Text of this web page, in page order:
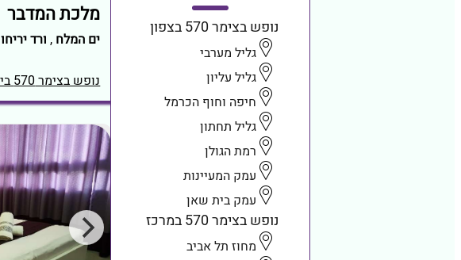
נופש בצימר 570 בצפון
גליל מערבי
גליל עליון
חיפה וחוף הכרמל
גליל תחתון
רמת הגולן
עמק המעיינות
עמק בית שאן
נופש בצימר 570 במרכז
מחוז תל אביב
מלכת המדבר
ים המלח , ורד יריחו
נופש בצימר 570 בים המלח